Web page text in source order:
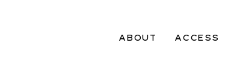
ABOUT ACCESS